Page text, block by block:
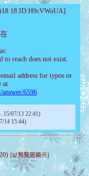
ID:H9cVWoUA]
reach does not exist.
address for typos or
at
6596
15/07/13 22:41)
14 15:44)
[以預覽圖顯示]